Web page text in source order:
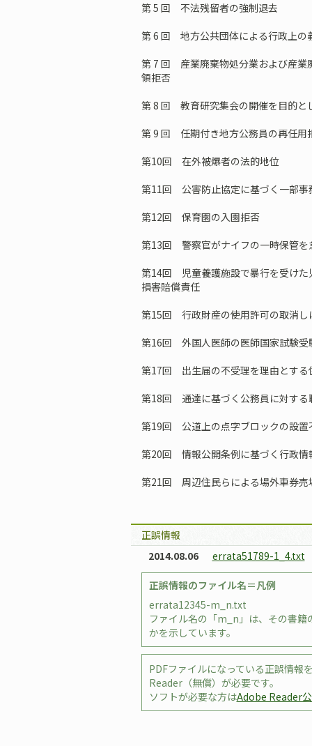
第 5 回 不法残留者の強制退去
第 6 回 地方公共団体による行政上の
第 7 回 産業廃棄物処分業および産業
領拒否
第 8 回 教育研究集会の開催を目的と
第 9 回 任期付き地方公務員の再任用
第10回 在外被爆者の法的地位
第11回 公害防止協定に基づく一部事
第12回 保育園の入園拒否
第13回 警察官がナイフの一時保管を
第14回 児童養護施設で暴行を受けた
損害賠償責任
第15回 行政財産の使用許可の取消し
第16回 外国人医師の医師国家試験受
第17回 出生届の不受理を理由とする
第18回 通達に基づく公務員に対する
第19回 公道上の点字ブロックの設置
第20回 情報公開条例に基づく行政情
第21回 周辺住民らによる場外車券売
正誤情報
2014.08.06
errata51789-1_4.txt
正誤情報のファイル名＝凡例
errata12345-m_n.txt
ファイル名の「m_n」は、その書
かを示しています。
PDFファイルになっている正誤情報
Reader（無償）が必要です。
ソフトが必要な方はAdobe Reader